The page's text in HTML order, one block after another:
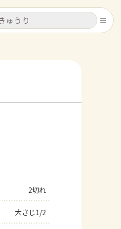
キャンセル
キャンセル
2切れ
大さじ1/2